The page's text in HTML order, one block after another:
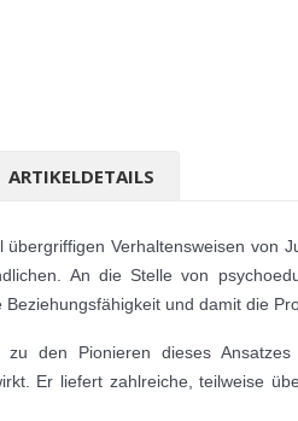
ARTIKELDETAILS
übergriffigen Verhaltensweisen von
An die Stelle von
und damit die
den Pionieren dieses
Er liefert zahlreiche, teilweise